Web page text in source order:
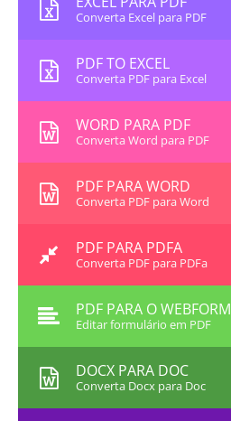
Converta Excel para PDF
PDF TO EXCEL
Converta PDF para Excel
WORD PARA PDF
Converta Word para PDF
PDF PARA WORD
Converta PDF para Word
PDF PARA PDFA
Converta PDF para PDFa
PDF PARA O WEBFORM
Editar formulário em PDF
DOCX PARA DOC
Converta Docx para Doc